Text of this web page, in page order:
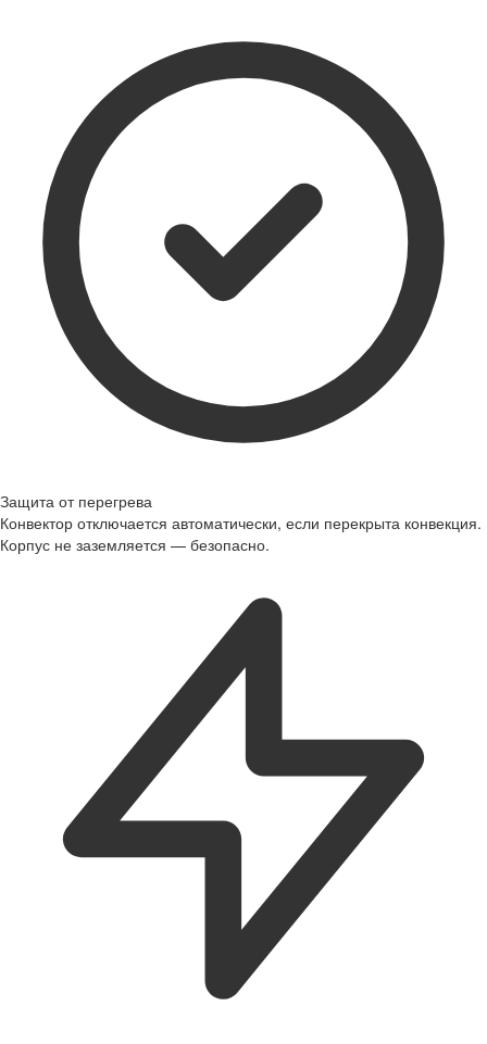
Защита от перегрева
Конвектор отключается автоматически, если перекрыта конвекция.
Корпус не заземляется — безопасно.